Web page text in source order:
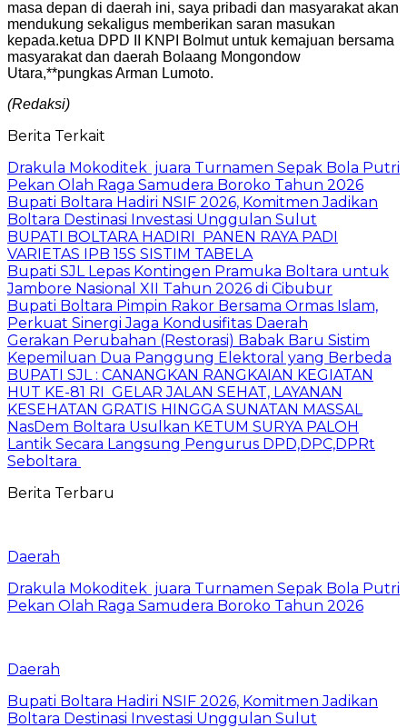
masa depan di daerah ini, saya pribadi dan masyarakat akan
mendukung sekaligus memberikan saran masukan
kepada.ketua DPD II KNPI Bolmut untuk kemajuan bersama
masyarakat dan daerah Bolaang Mongondow
Utara,**pungkas Arman Lumoto.
(Redaksi)
Berita Terkait
Drakula Mokoditek juara Turnamen Sepak Bola Putri
Pekan Olah Raga Samudera Boroko Tahun 2026
Bupati Boltara Hadiri NSIF 2026, Komitmen Jadikan
Boltara Destinasi Investasi Unggulan Sulut
BUPATI BOLTARA HADIRI PANEN RAYA PADI
VARIETAS IPB 15S SISTIM TABELA
Bupati SJL Lepas Kontingen Pramuka Boltara untuk
Jambore Nasional XII Tahun 2026 di Cibubur
Bupati Boltara Pimpin Rakor Bersama Ormas Islam,
Perkuat Sinergi Jaga Kondusifitas Daerah
Gerakan Perubahan (Restorasi) Babak Baru Sistim
Kepemiluan Dua Panggung Elektoral yang Berbeda
BUPATI SJL : CANANGKAN RANGKAIAN KEGIATAN
HUT KE-81 RI GELAR JALAN SEHAT, LAYANAN
KESEHATAN GRATIS HINGGA SUNATAN MASSAL
NasDem Boltara Usulkan KETUM SURYA PALOH
Lantik Secara Langsung Pengurus DPD,DPC,DPRt
Seboltara ‎
Berita Terbaru
Daerah
Drakula Mokoditek juara Turnamen Sepak Bola Putri
Pekan Olah Raga Samudera Boroko Tahun 2026
Daerah
Bupati Boltara Hadiri NSIF 2026, Komitmen Jadikan
Boltara Destinasi Investasi Unggulan Sulut